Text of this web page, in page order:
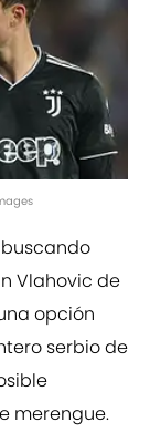
Vlahovic de
opción
serbio de
merengue.